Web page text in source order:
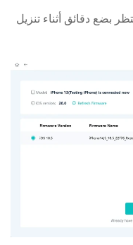
بضع دقائق أثناء تنزيل